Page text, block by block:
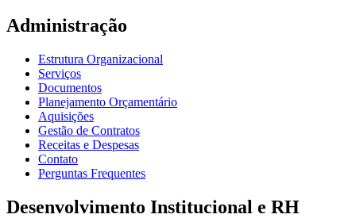
Administração
Estrutura Organizacional
Serviços
Documentos
Planejamento Orçamentário
Aquisições
Gestão de Contratos
Receitas e Despesas
Contato
Perguntas Frequentes
Desenvolvimento Institucional e RH